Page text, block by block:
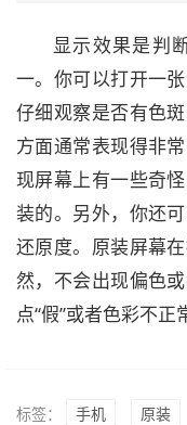
显示效果是判
一。你可以打开一
仔细观察是否有色
方面通常表现得非
现屏幕上有一些奇
装的。另外，你还
还原度。原装屏幕
然，不会出现偏色
点“假”或者色彩不正
标签： 手机
原装